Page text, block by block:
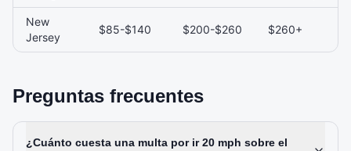
New
Jersey
$85-$140 $200-$260 $260+
Preguntas frecuentes
¿Cuánto cuesta una multa por ir 20 mph sobre el